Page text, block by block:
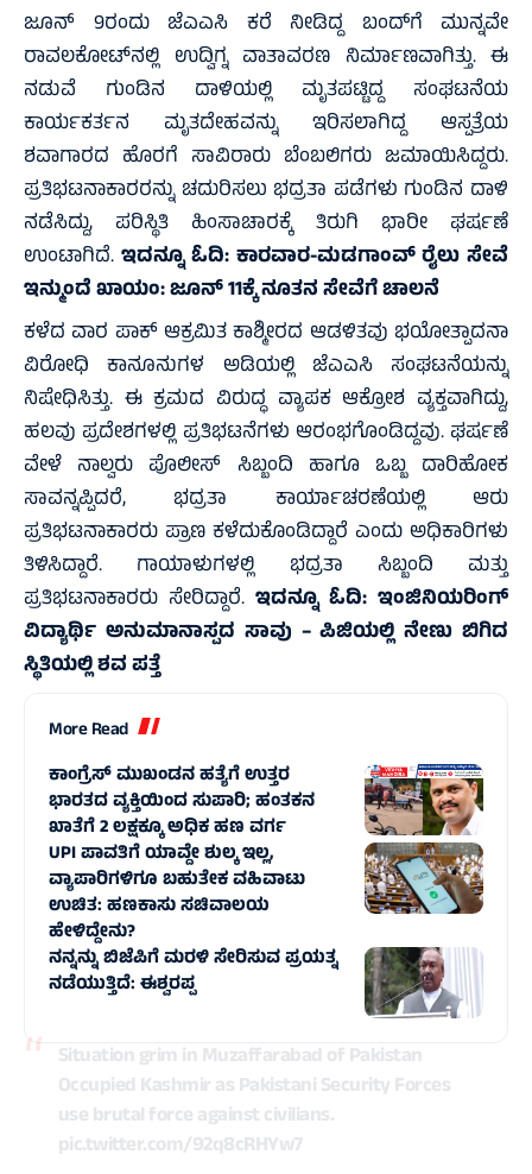
ಜೂನ್ 9ರಂದು ಜೆಎಎಸಿ ಕರೆ ನೀಡಿದ್ದ ಬಂದ್‌ಗೆ ಮುನ್ನವೇ
ರಾವಲಕೋಟ್‌ನಲ್ಲಿ ಉದ್ವಿಗ್ನ ವಾತಾವರಣ ನಿರ್ಮಾಣವಾಗಿತ್ತು. ಈ
ನಡುವೆ ಗುಂಡಿನ ದಾಳಿಯಲ್ಲಿ ಮೃತಪಟ್ಟಿದ್ದ ಸಂಘಟನೆಯ
ಕಾರ್ಯಕರ್ತನ ಮೃತದೇಹವನ್ನು ಇರಿಸಲಾಗಿದ್ದ ಆಸ್ಪತ್ರೆಯ
ಶವಾಗಾರದ ಹೊರಗೆ ಸಾವಿರಾರು ಬೆಂಬಲಿಗರು ಜಮಾಯಿಸಿದ್ದರು.
ಪ್ರತಿಭಟನಾಕಾರರನ್ನು ಚದುರಿಸಲು ಭದ್ರತಾ ಪಡೆಗಳು ಗುಂಡಿನ ದಾಳಿ
ನಡೆಸಿದ್ದು, ಪರಿಸ್ಥಿತಿ ಹಿಂಸಾಚಾರಕ್ಕೆ ತಿರುಗಿ ಭಾರೀ ಘರ್ಷಣೆ
ಉಂಟಾಗಿದೆ. ಇದನ್ನೂ ಓದಿ: ಕಾರವಾರ-ಮಡಗಾಂವ್ ರೈಲು ಸೇವೆ
ಇನ್ಮುಂದೆ ಖಾಯಂ: ಜೂನ್‌ 11ಕ್ಕೆ ನೂತನ ಸೇವೆಗೆ ಚಾಲನೆ
ಕಳೆದ ವಾರ ಪಾಕ್ ಆಕ್ರಮಿತ ಕಾಶ್ಮೀರದ ಆಡಳಿತವು ಭಯೋತ್ಪಾದನಾ
ವಿರೋಧಿ ಕಾನೂನುಗಳ ಅಡಿಯಲ್ಲಿ ಜೆಎಎಸಿ ಸಂಘಟನೆಯನ್ನು
ನಿಷೇಧಿಸಿತ್ತು. ಈ ಕ್ರಮದ ವಿರುದ್ಧ ವ್ಯಾಪಕ ಆಕ್ರೋಶ ವ್ಯಕ್ತವಾಗಿದ್ದು,
ಹಲವು ಪ್ರದೇಶಗಳಲ್ಲಿ ಪ್ರತಿಭಟನೆಗಳು ಆರಂಭಗೊಂಡಿದ್ದವು. ಘರ್ಷಣೆ
ವೇಳೆ ನಾಲ್ವರು ಪೊಲೀಸ್ ಸಿಬ್ಬಂದಿ ಹಾಗೂ ಒಬ್ಬ ದಾರಿಹೋಕ
ಸಾವನ್ನಪ್ಪಿದರೆ, ಭದ್ರತಾ ಕಾರ್ಯಾಚರಣೆಯಲ್ಲಿ ಆರು
ಪ್ರತಿಭಟನಾಕಾರರು ಪ್ರಾಣ ಕಳೆದುಕೊಂಡಿದ್ದಾರೆ ಎಂದು ಅಧಿಕಾರಿಗಳು
ತಿಳಿಸಿದ್ದಾರೆ. ಗಾಯಾಳುಗಳಲ್ಲಿ ಭದ್ರತಾ ಸಿಬ್ಬಂದಿ ಮತ್ತು
ಪ್ರತಿಭಟನಾಕಾರರು ಸೇರಿದ್ದಾರೆ. ಇದನ್ನೂ ಓದಿ: ಇಂಜಿನಿಯರಿಂಗ್
ವಿದ್ಯಾರ್ಥಿ ಅನುಮಾನಾಸ್ಪದ ಸಾವು – ಪಿಜಿಯಲ್ಲಿ ನೇಣು ಬಿಗಿದ
ಸ್ಥಿತಿಯಲ್ಲಿ ಶವ ಪತ್ತೆ
More Read
ಕಾಂಗ್ರೆಸ್‌ ಮುಖಂಡನ ಹತ್ಯೆಗೆ ಉತ್ತರ
ಭಾರತದ ವ್ಯಕ್ತಿಯಿಂದ ಸುಪಾರಿ; ಹಂತಕನ
ಖಾತೆಗೆ 2 ಲಕ್ಷಕ್ಕೂ ಅಧಿಕ ಹಣ ವರ್ಗ
UPI ಪಾವತಿಗೆ ಯಾವ್ದೇ ಶುಲ್ಕ ಇಲ್ಲ,
ವ್ಯಾಪಾರಿಗಳಿಗೂ ಬಹುತೇಕ ವಹಿವಾಟು
ಉಚಿತ: ಹಣಕಾಸು ಸಚಿವಾಲಯ
ಹೇಳಿದ್ದೇನು?
ನನ್ನನ್ನು ಬಿಜೆಪಿಗೆ ಮರಳಿ ಸೇರಿಸುವ ಪ್ರಯತ್ನ
ನಡೆಯುತ್ತಿದೆ: ಈಶ್ವರಪ್ಪ
Situation grim in Muzaffarabad of Pakistan
Occupied Kashmir as Pakistani Security Forces
use brutal force against civilians.
pic.twitter.com/92q8cRHYw7